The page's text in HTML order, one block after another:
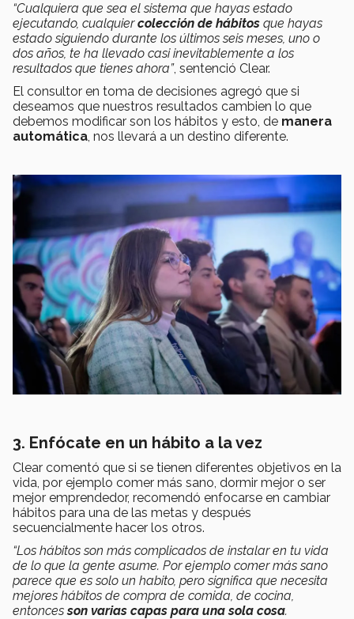
“Cualquiera que sea el sistema que hayas estado
ejecutando, cualquiercolección de hábitos que hayas
estado siguiendo durante los últimos seis meses, uno o
dos años, te ha llevado casi inevitablemente a los
resultados que tienes ahora”, sentenció Clear.
El consultor en toma de decisiones agregó que si
deseamos que nuestros resultados cambien lo que
debemos modificar son los hábitos y esto, de manera
automática, nos llevará a un destino diferente.
3. Enfócate en un hábito a la vez
Clear comentó que si se tienen diferentes objetivos en la
vida, por ejemplo comer más sano, dormir mejor o ser
mejor emprendedor, recomendó enfocarse en cambiar
hábitos para una de las metas y después
secuencialmente hacer los otros.
“Los hábitos son más complicados de instalar en tu vida
de lo que la gente asume. Por ejemplo comer más sano
parece que es solo un habito, pero significa que necesita
mejores hábitos de compra de comida, de cocina,
entoncesson varias capas para una sola cosa.